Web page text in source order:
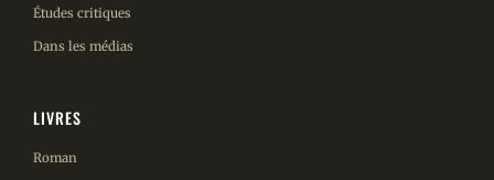
Études critiques
Dans les médias
LIVRES
Roman